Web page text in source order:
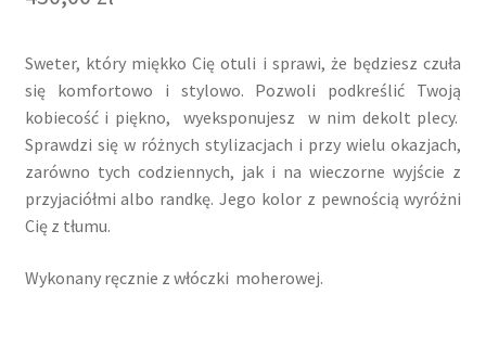
Sweter, który miękko Cię otuli i sprawi, że będziesz czuła
się komfortowo i stylowo. Pozwoli podkreślić Twoją
kobiecość i piękno, wyeksponujesz w nim dekolt plecy.
Sprawdzi się w różnych stylizacjach i przy wielu okazjach,
zarówno tych codziennych, jak i na wieczorne wyjście z
przyjaciółmi albo randkę. Jego kolor z pewnością wyróżni
Cię z tłumu.
Wykonany ręcznie z włóczki moherowej.